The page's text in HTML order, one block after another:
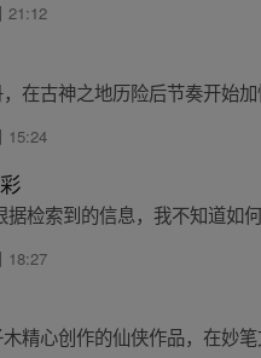
21:12
在古神之地历险后节奏开始
15:24
检索到的信息，我不知道如何
18:27
木精心创作的仙侠作品，在妙